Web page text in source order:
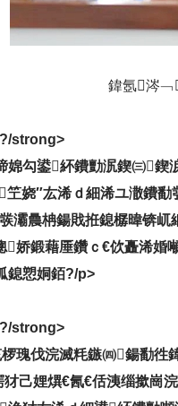
鍏氬涔
strong>
婂勾鍙紑鐨勯泦鍥㈢鍥
笁娆″厷浠ｄ細浠ユ潵鐨
灞曟柟鍚戝拰鎴樼暐锛
娇鍛藉厜鑽ｃ€佽矗浠婚
鎴愬姛銆?/p>
strong>
瑰伐浣滅粍鏃㈣鍚勫徃
犲己娌熼€氥€佸洟缁撳崗